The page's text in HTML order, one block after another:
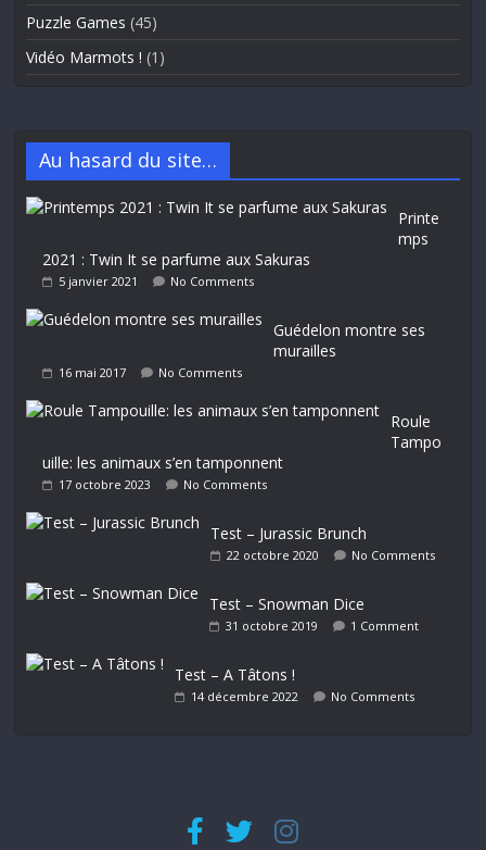
Puzzle Games (45)
Vidéo Marmots ! (1)
Au hasard du site…
Printe
mps
2021 : Twin It se parfume aux Sakuras
5 janvier 2021 No Comments
Guédelon montre ses
murailles
16 mai 2017 No Comments
Roule
Tampo
uille: les animaux s’en tamponnent
17 octobre 2023 No Comments
Test – Jurassic Brunch
22 octobre 2020 No Comments
Test – Snowman Dice
31 octobre 2019 1 Comment
Test – A Tâtons !
14 décembre 2022 No Comments